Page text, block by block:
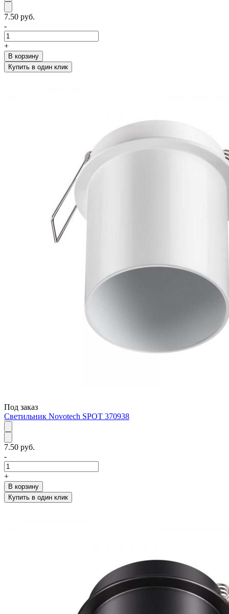
7.50 руб.
-
+
В корзину
Купить в один клик
Под заказ
Светильник Novotech SPOT 370938
7.50 руб.
-
+
В корзину
Купить в один клик